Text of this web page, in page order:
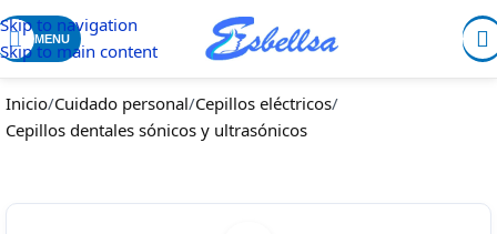
Skip to navigation
Skip to main content
MENU
Inicio/Cuidado personal/Cepillos eléctricos/
Cepillos dentales sónicos y ultrasónicos